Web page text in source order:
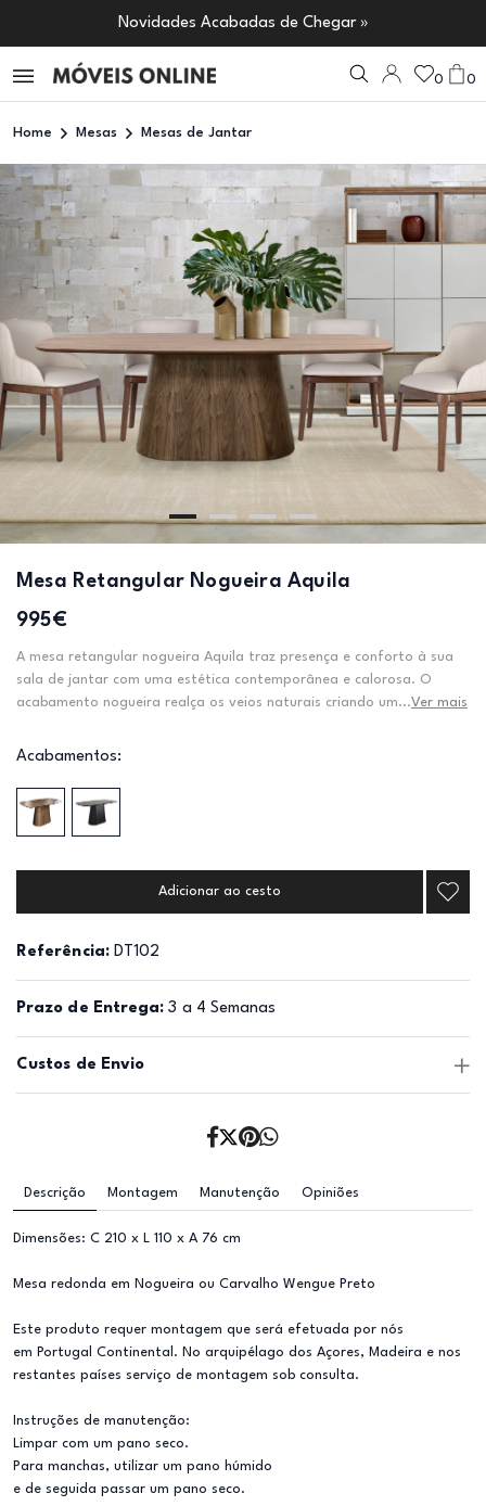
Novidades Acabadas de Chegar »
0 0
Home Mesas Mesas de Jantar
Mesa Retangular Nogueira Aquila
995€
A mesa retangular nogueira Aquila traz presença e conforto à sua
sala de jantar com uma estética contemporânea e calorosa. O
acabamento nogueira realça os veios naturais criando um...Ver mais
Acabamentos:
Adicionar ao cesto
Referência: DT102
Prazo de Entrega: 3 a 4 Semanas
Custos de Envio
Descrição Montagem Manutenção Opiniões
Dimensões: C 210 x L 110 x A 76 cm
Mesa redonda em Nogueira ou Carvalho Wengue Preto
Este produto requer montagem que será efetuada por nós
em Portugal Continental. No arquipélago dos Açores, Madeira e nos
restantes países serviço de montagem sob consulta.
Instruções de manutenção:
Limpar com um pano seco.
Para manchas, utilizar um pano húmido
e de seguida passar um pano seco.